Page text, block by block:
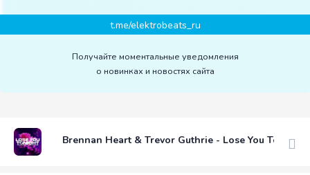
t.me/elektrobeats_ru
Получайте моментальные уведомления
о новинках и новостях сайта
Brennan Heart & Trevor Guthrie - Lose You Tonight